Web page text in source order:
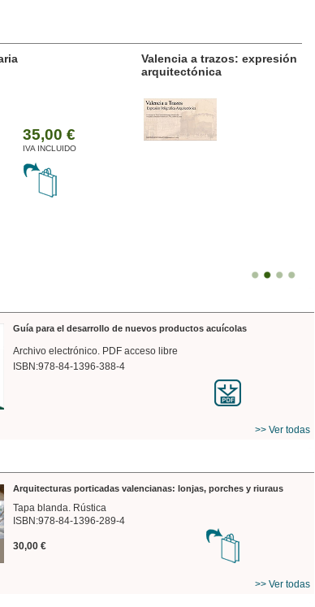
Valencia a trazos: expresión poligráfica
Guía para el desarrollo de nuevos productos acuícolas
Archivo electrónico. PDF acceso libre
ISBN:978-84-1396-388-4
>> Ver todas
Arquitecturas porticadas valencianas: lonjas, porches y riuraus
Tapa blanda. Rústica
ISBN:978-84-1396-289-4
30,00 €
>> Ver todas